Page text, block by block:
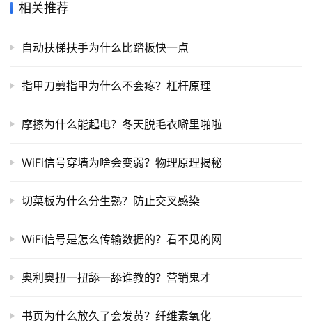
相关推荐
自动扶梯扶手为什么比踏板快一点
指甲刀剪指甲为什么不会疼？杠杆原理
摩擦为什么能起电？冬天脱毛衣噼里啪啦
WiFi信号穿墙为啥会变弱？物理原理揭秘
切菜板为什么分生熟？防止交叉感染
WiFi信号是怎么传输数据的？看不见的网
奥利奥扭一扭舔一舔谁教的？营销鬼才
书页为什么放久了会发黄？纤维素氧化